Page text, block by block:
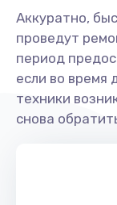
Аккуратно,
проведут
период
если во время
техники
снова